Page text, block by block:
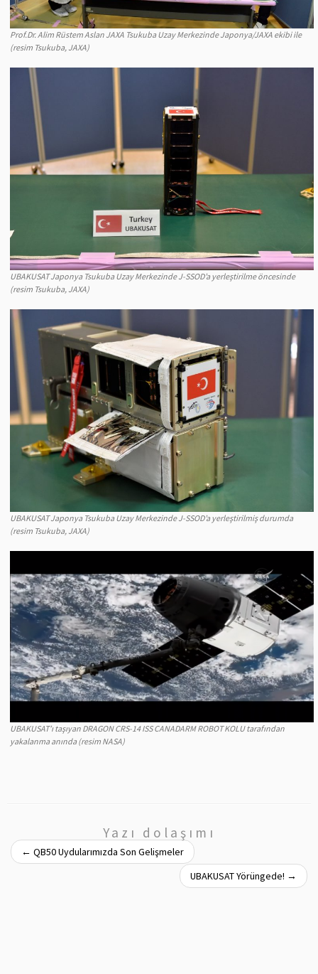
Prof.Dr. Alim Rüstem Aslan JAXA Tsukuba Uzay Merkezinde Japonya/JAXA ekibi ile
(resim Tsukuba, JAXA)
UBAKUSAT Japonya Tsukuba Uzay Merkezinde J-SSOD’a yerleştirilme öncesinde
(resim Tsukuba, JAXA)
UBAKUSAT Japonya Tsukuba Uzay Merkezinde J-SSOD’a yerleştirilmiş durumda
(resim Tsukuba, JAXA)
UBAKUSAT’ı taşıyan DRAGON CRS-14 ISS CANADARM ROBOT KOLU tarafından
yakalanma anında (resim NASA)
Yazı dolaşımı
← QB50 Uydularımızda Son Gelişmeler
UBAKUSAT Yörüngede! →